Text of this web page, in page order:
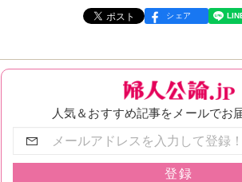
シェア